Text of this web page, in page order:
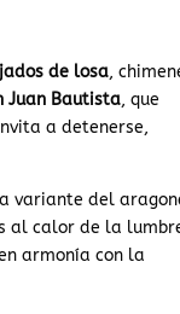
de losa,
Juan Bautista, que
a detenerse,
variante del
al calor de la
armonía con la